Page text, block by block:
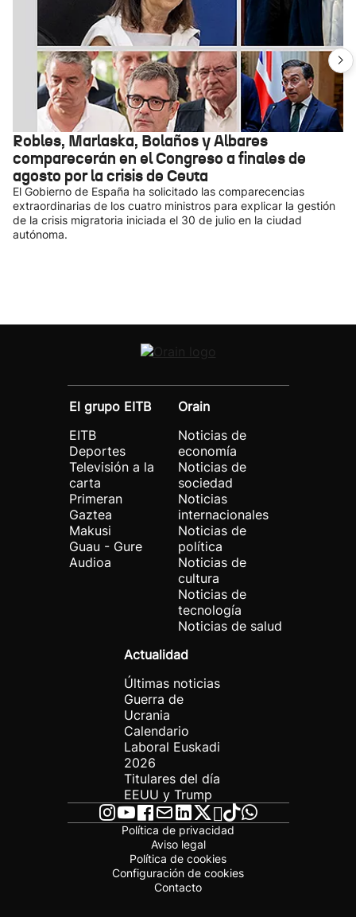
Robles, Marlaska, Bolaños y Albares
comparecerán en el Congreso a finales de
agosto por la crisis de Ceuta
El Gobierno de España ha solicitado las comparecencias
extraordinarias de los cuatro ministros para explicar la gestión
de la crisis migratoria iniciada el 30 de julio en la ciudad
autónoma.
El grupo EITB
EITB
Deportes
Televisión a la
carta
Primeran
Gaztea
Makusi
Guau - Gure
Audioa
Orain
Noticias de
economía
Noticias de
sociedad
Noticias
internacionales
Noticias de
política
Noticias de
cultura
Noticias de
tecnología
Noticias de salud
Actualidad
Últimas noticias
Guerra de
Ucrania
Calendario
Laboral Euskadi
2026
Titulares del día
EEUU y Trump
Política de privacidad
Aviso legal
Política de cookies
Configuración de cookies
Contacto